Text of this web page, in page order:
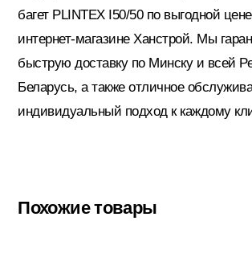
багет PLINTEX I50/50 по выгодной
интернет-магазине Ханстрой. Мы
быструю доставку по Минску и всей
Беларусь, а также отличное
индивидуальный подход к каждому
Похожие товары